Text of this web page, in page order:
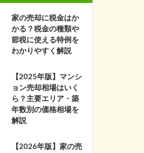
家の売却に税金はか
かる？税金の種類や
節税に使える特例を
わかりやすく解説
【2025年版】マンシ
ョン売却相場はいく
ら？主要エリア・築
年数別の価格相場を
解説
【2026年版】家の売